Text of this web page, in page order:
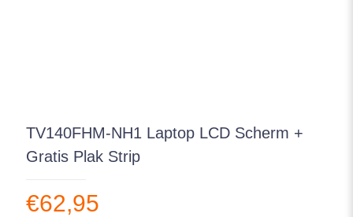
TV140FHM-NH1 Laptop LCD Scherm +
Gratis Plak Strip
€62,95